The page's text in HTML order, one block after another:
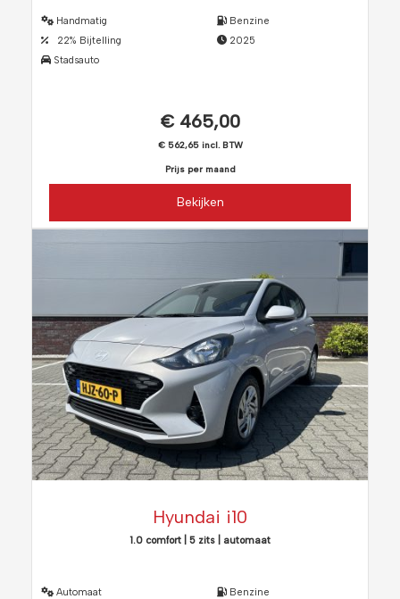
Handmatig
22% Bijtelling
Stadsauto
Benzine
2025
€ 465,00
€ 562,65 incl. BTW
Prijs per maand
Bekijken
Hyundai i10
1.0 comfort | 5 zits | automaat
Automaat
Benzine